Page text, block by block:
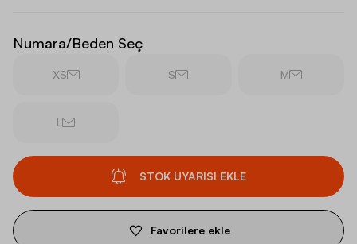
Numara/Beden Seç
XS S M
L
STOK UYARISI EKLE
Favorilere ekle